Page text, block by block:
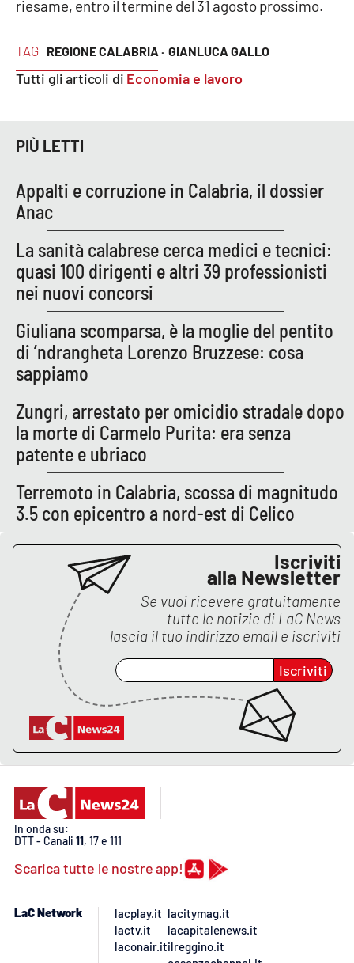
CALABRIAVISIONE
Eventi
LAC
NETWORK
Lacplay.it
Lactv.it
Laconair.it
Lacitymag.it
Lacapitalenews.it
Ilreggino.it
Cosenzachannel.it
Ilvibonese.it
Catanzarochannel.it
Android
Apple
TAG REGIONE CALABRIA · GIANLUCA GALLO
Tutti gli articoli di Economia e lavoro
riesame, entro il termine del 31 agosto prossimo.
PIÙ LETTI
Appalti e corruzione in Calabria, il dossier
Anac
La sanità calabrese cerca medici e tecnici:
quasi 100 dirigenti e altri 39 professionisti
nei nuovi concorsi
Giuliana scomparsa, è la moglie del pentito
di ’ndrangheta Lorenzo Bruzzese: cosa
sappiamo
Zungri, arrestato per omicidio stradale dopo
la morte di Carmelo Purita: era senza
patente e ubriaco
Terremoto in Calabria, scossa di magnitudo
3.5 con epicentro a nord-est di Celico
Iscriviti
alla Newsletter
Se vuoi ricevere gratuitamente
tutte le notizie di LaC News
lascia il tuo indirizzo email e iscriviti
Iscriviti
In onda su:
DTT - Canali 11, 17 e 111
Scarica tutte le nostre app!
LaC Network
lacplay.it
lactv.it
laconair.it
lacitymag.it
lacapitalenews.it
ilreggino.it